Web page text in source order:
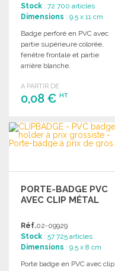
Stock : 72 700 articles
Dimensions : 9.5 x 11 cm
Badge perforé en PVC avec
partie supérieure colorée,
fenêtre frontale et partie
arrière blanche.
A PARTIR DE
0,08 € HT
COMMANDER
Demander un devis
PORTE-BADGE PVC
AVEC CLIP MÉTAL
Réf.02-09929
Stock : 57 725 articles
Dimensions : 9.5 x 8 cm
Porte badge en PVC avec clip